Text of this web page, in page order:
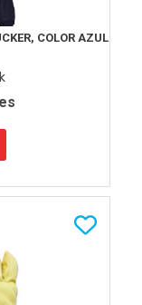
COLOR AZUL